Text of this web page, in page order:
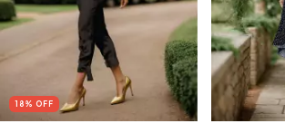
18 % OFF